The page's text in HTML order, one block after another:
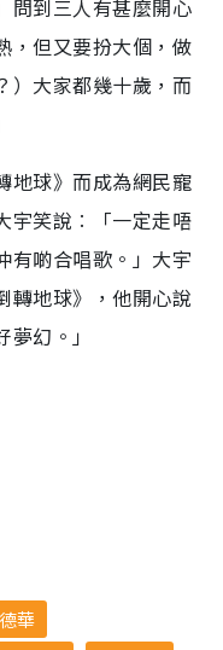
問到三人有甚麼開心
，但又要扮大個，做
）大家都幾十歲，而
地球》而成為網民寵
宇笑說︰「一定走唔
有啲合唱歌。」大宇
轉地球》，他開心說
幻。」
華